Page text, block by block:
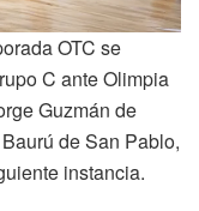
OTC se
C ante Olimpia
Guzmán de
de San Pablo,
instancia.